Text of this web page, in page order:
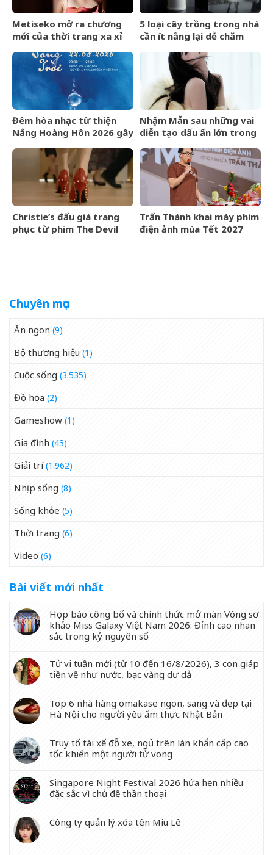
Metiseko mở ra chương
mới của thời trang xa xỉ
5 loại cây trồng trong nhà
cần ít nắng lại dễ chăm
Đêm hòa nhạc từ thiện
Nắng Hoàng Hôn 2026 gây
thận nhân tạo
Nhậm Mẫn sau những vai
diễn tạo dấu ấn lớn trong
Christie’s đấu giá trang
phục từ phim The Devil
Trấn Thành khai máy phim
điện ảnh mùa Tết 2027
Chuyên mục
Ăn ngon (9)
Bộ thương hiệu (1)
Cuộc sống (3.535)
Đồ họa (2)
Gameshow (1)
Gia đình (43)
Giải trí(1.962)
Nhịp sống (8)
Sống khỏe (5)
Thời trang (6)
Video (6)
Bài viết mới nhất
Họp báo công bố và chính thức mở màn Vòng sơ
khảo Miss Galaxy Việt Nam 2026: Đỉnh cao nhan
sắc trong kỷ nguyên số
Tử vi tuần mới (từ 10 đến 16/8/2026), 3 con giáp
tiền về như nước, bạc vàng dư dả
Top 6 nhà hàng omakase ngon, sang và đẹp tại
Hà Nội cho người yêu ẩm thực Nhật Bản
Truy tố tài xế đỗ xe, ngủ trên làn khẩn cấp cao
tốc khiến một người tử vong
Singapore Night Festival 2026 hứa hẹn nhiều
đặc sắc vì chủ đề thần thoại
Công ty quản lý xóa tên Miu Lê